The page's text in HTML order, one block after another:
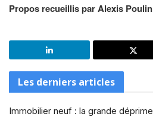
Propos recueillis par Alexis Poulin
Les derniers articles
Immobilier neuf : la grande déprime